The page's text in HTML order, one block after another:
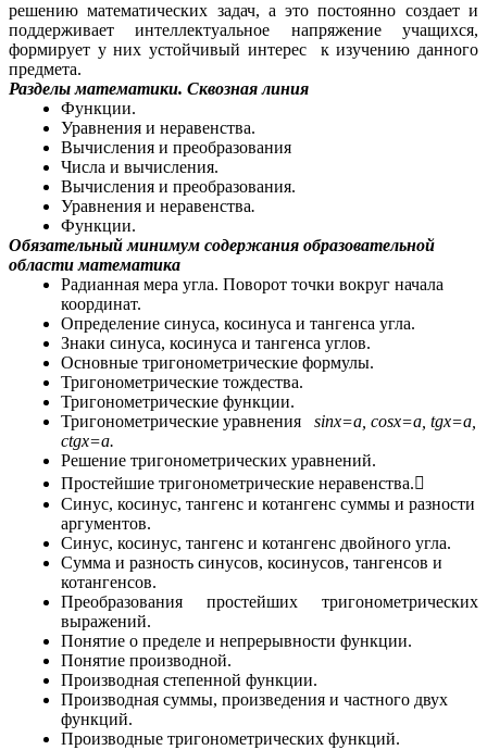
решению математических задач, а это постоянно создает и
поддерживает интеллектуальное напряжение учащихся,
формирует у них устойчивый интерес к изучению данного
предмета.
Разделы математики. Сквозная линия
Функции.
Уравнения и неравенства.
Вычисления и преобразования
Числа и вычисления.
Вычисления и преобразования.
Уравнения и неравенства.
Функции.
Обязательный минимум содержания образовательной
области математика
Радианная мера угла. Поворот точки вокруг начала
координат.
Определение синуса, косинуса и тангенса угла.
Знаки синуса, косинуса и тангенса углов.
Основные тригонометрические формулы.
Тригонометрические тождества.
Тригонометрические функции.
Тригонометрические уравнения sinx=a, cosx=a, tgx=a,
сtgx=a.
Решение тригонометрических уравнений.
Простейшие тригонометрические неравенства.
Синус, косинус, тангенс и котангенс суммы и разности
аргументов.
Синус, косинус, тангенс и котангенс двойного угла.
Сумма и разность синусов, косинусов, тангенсов и
котангенсов.
Преобразования простейших тригонометрических
выражений.
Понятие о пределе и непрерывности функции.
Понятие производной.
Производная степенной функции.
Производная суммы, произведения и частного двух
функций.
Производные тригонометрических функций.